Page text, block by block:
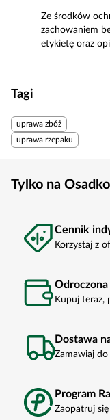
Ze środków
zachowaniem
etykietę oraz
Tagi
uprawa zbóż
uprawa rzepaku
Tylko na
Cennik
Korzystaj z
Odroczona
Kupuj teraz,
Dostawa
Zamawiaj
Program
Zaopatruj